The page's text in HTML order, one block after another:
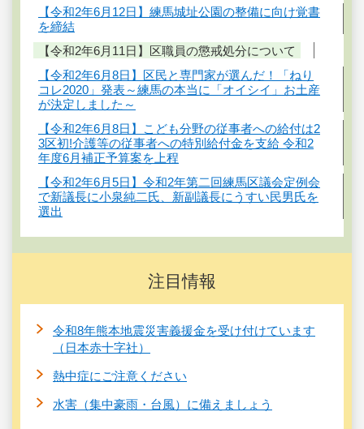
【令和2年6月12日】練馬城址公園の整備に向け覚書
を締結
【令和2年6月11日】区職員の懲戒処分について
【令和2年6月8日】区民と専門家が選んだ！「ねり
コレ2020」発表～練馬の本当に「オイシイ」お土産
が決定しました～
【令和2年6月8日】こども分野の従事者への給付は2
3区初!介護等の従事者への特別給付金を支給 令和2
年度6月補正予算案を上程
【令和2年6月5日】令和2年第二回練馬区議会定例会
で新議長に小泉純二氏、新副議長にうすい民男氏を
選出
注目情報
令和8年熊本地震災害義援金を受け付けています
（日本赤十字社）
熱中症にご注意ください
水害（集中豪雨・台風）に備えましょう